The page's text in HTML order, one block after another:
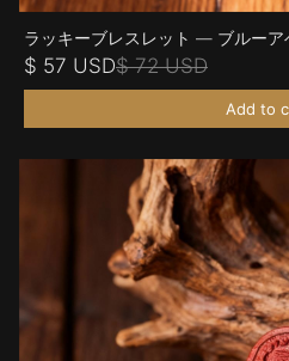
ラッキーブレスレット — ブルーア
$ 57 USD$ 72 USD
Add to